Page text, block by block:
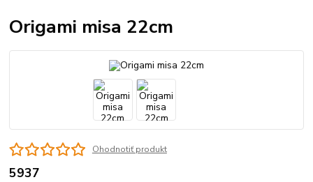
Origami misa 22cm
Ohodnotiť produkt
5937